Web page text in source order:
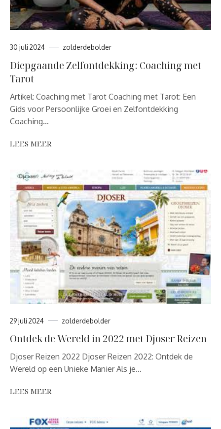
30 juli 2024 zolderdebolder
Diepgaande Zelfontdekking: Coaching met
Tarot
Artikel: Coaching met Tarot Coaching met Tarot: Een
Gids voor Persoonlijke Groei en Zelfontdekking
Coaching…
LEES MEER
29 juli 2024 zolderdebolder
Ontdek de Wereld in 2022 met Djoser Reizen
Djoser Reizen 2022 Djoser Reizen 2022: Ontdek de
Wereld op een Unieke Manier Als je…
LEES MEER